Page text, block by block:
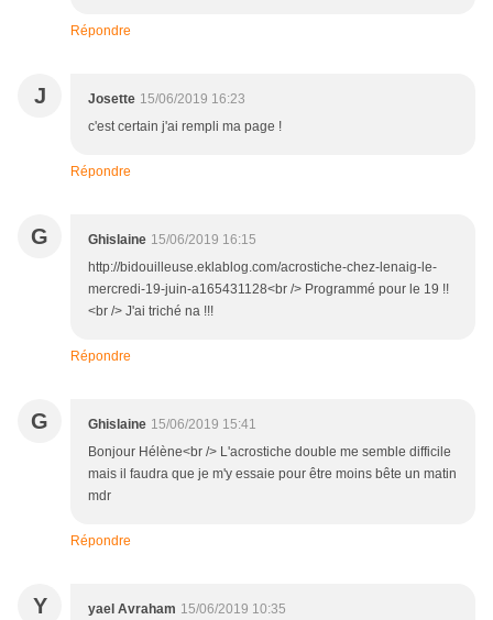
Répondre
J Josette 15/06/2019 16:23
c'est certain j'ai rempli ma page !
Répondre
G Ghislaine 15/06/2019 16:15
http://bidouilleuse.eklablog.com/acrostiche-chez-lenaig-le-
mercredi-19-juin-a165431128<br /> Programmé pour le 19 !!
<br /> J'ai triché na !!!
Répondre
G Ghislaine 15/06/2019 15:41
Bonjour Hélène<br /> L'acrostiche double me semble difficile
mais il faudra que je m'y essaie pour être moins bête un matin
mdr
Répondre
Y yael Avraham 15/06/2019 10:35